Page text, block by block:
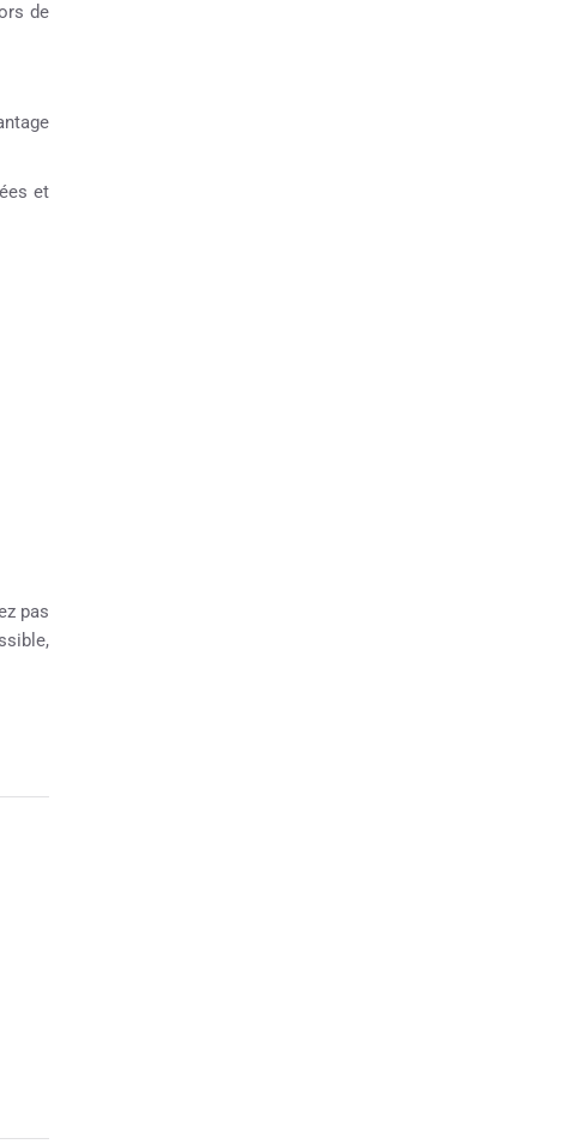
de
et
pas